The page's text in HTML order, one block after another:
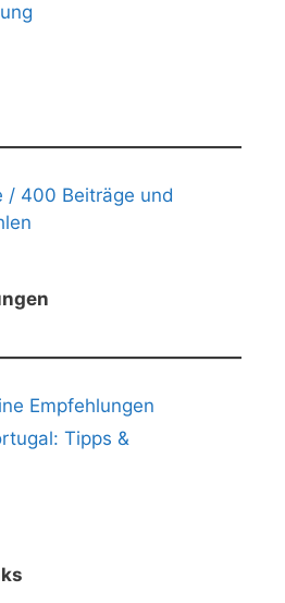
/ 400 Beiträge und
Empfehlungen
Tipps &